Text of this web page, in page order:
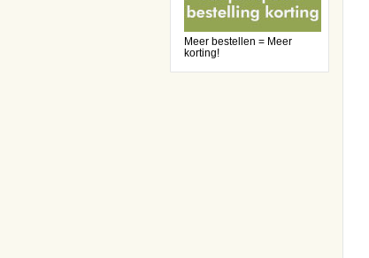
Meer bestellen = Meer
korting!